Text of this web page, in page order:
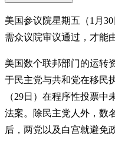
美国参议院星期五（1月
需众议院审议通过，才能
美国数个联邦部门的运转
于民主党与共和党在移民
（29日）在程序性投票
法案。除民主党人外，数
后，两党以及白宫就避免